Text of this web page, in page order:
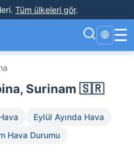
. Tüm ülkeleri gör.
🌐 ☰
Surinam 🇸🇷
Eylül Ayında Hava
Hava Durumu